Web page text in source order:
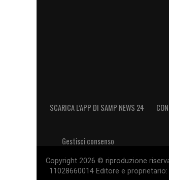
SCARICA L’APP DI SAMP NEWS 24
Gestisci consenso
Copyright 2026 © riproduzione
11028660014 Editore e